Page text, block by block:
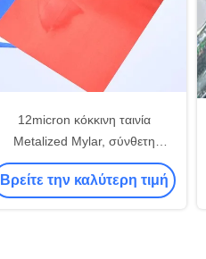
12micron κόκκινη ταινία
Metalized Mylar, σύνθετη
συσκευάζοντας ταινία της Pet
χρώματος
Βρείτε την καλύτερη τιμή